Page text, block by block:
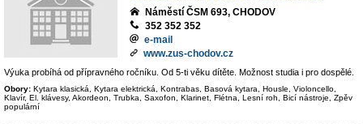
Náměstí ČSM 693, CHODOV
352 352 352
e-mail
www.zus-chodov.cz
Výuka probíhá od přípravného ročníku. Od 5-ti věku dítěte. Možnost studia i pro dospělé.
Obory: Kytara klasická, Kytara elektrická, Kontrabas, Basová kytara, Housle, Violoncello,
Klavír, El. klávesy, Akordeon, Trubka, Saxofon, Klarinet, Flétna, Lesní roh, Bicí nástroje, Zpěv
populární